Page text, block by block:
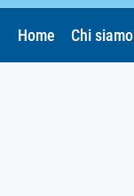
Home Chi siamo